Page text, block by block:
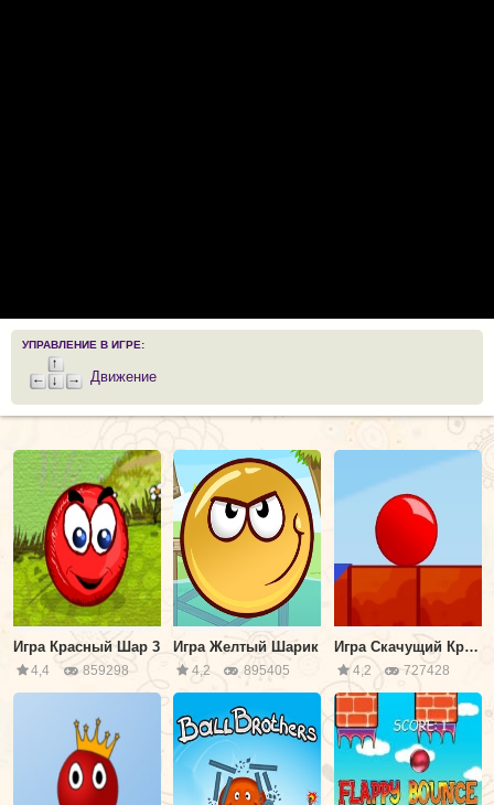
УПРАВЛЕНИЕ В ИГРЕ:
Движение
Игра Красный Шар 3
4,4 859298
Игра Желтый Шарик
4,2 895405
Игра Скачущий Красный Шарик
4,2 727428